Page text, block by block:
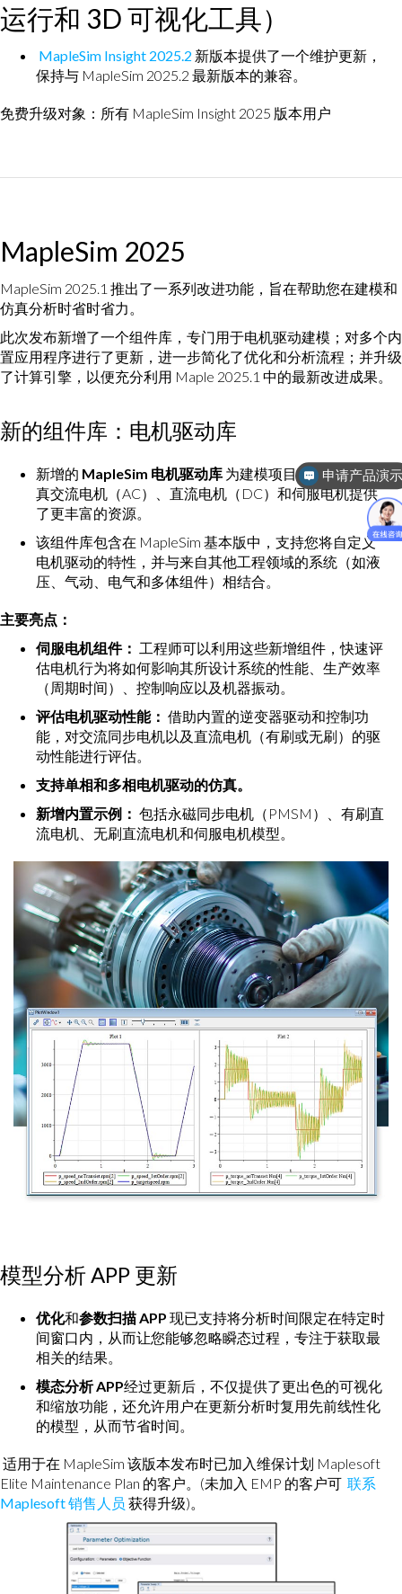
运行和 3D 可视化工具）
MapleSim Insight 2025.2 新版本提供了一个维护更新，
保持与 MapleSim 2025.2 最新版本的兼容。
免费升级对象：所有 MapleSim Insight 2025 版本用户
MapleSim 2025
MapleSim 2025.1 推出了一系列改进功能，旨在帮助您在建模和
仿真分析时省时省力。
此次发布新增了一个组件库，专门用于电机驱动建模；对多个内
置应用程序进行了更新，进一步简化了优化和分析流程；并升级
了计算引擎，以便充分利用 Maple 2025.1 中的最新改进成果。
新的组件库：电机驱动库
新增的 MapleSim 电机驱动库 为建模项目中更精准地仿
真交流电机（AC）、直流电机（DC）和伺服电机提供
了更丰富的资源。
该组件库包含在 MapleSim 基本版中，支持您将自定义
电机驱动的特性，并与来自其他工程领域的系统（如液
压、气动、电气和多体组件）相结合。
主要亮点：
伺服电机组件： 工程师可以利用这些新增组件，快速评
估电机行为将如何影响其所设计系统的性能、生产效率
（周期时间）、控制响应以及机器振动。
评估电机驱动性能： 借助内置的逆变器驱动和控制功
能，对交流同步电机以及直流电机（有刷或无刷）的驱
动性能进行评估。
支持单相和多相电机驱动的仿真。
新增内置示例： 包括永磁同步电机（PMSM）、有刷直
流电机、无刷直流电机和伺服电机模型。
模型分析 APP 更新
优化和参数扫描 APP 现已支持将分析时间限定在特定时
间窗口内，从而让您能够忽略瞬态过程，专注于获取最
相关的结果。
模态分析 APP经过更新后，不仅提供了更出色的可视化
和缩放功能，还允许用户在更新分析时复用先前线性化
的模型，从而节省时间。
适用于在 MapleSim 该版本发布时已加入维保计划 Maplesoft
Elite Maintenance Plan 的客户。(未加入 EMP 的客户可 联系
Maplesoft 销售人员 获得升级)。
免费试